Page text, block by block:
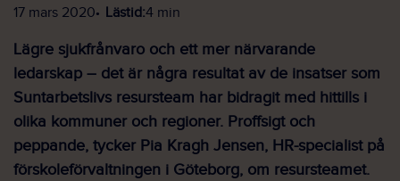
17 mars 2020 Lästid:4 min
Lägre sjukfrånvaro och ett mer närvarande
ledarskap – det är några resultat av de insatser som
Suntarbetslivs resursteam har bidragit med hittills i
olika kommuner och regioner. Proffsigt och
peppande, tycker Pia Kragh Jensen, HR-specialist på
förskoleförvaltningen i Göteborg, om resursteamet.